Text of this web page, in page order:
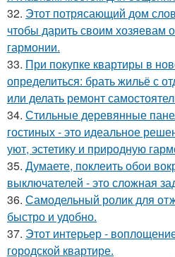
32. Этот потрясающий дом
чтобы дарить своим хозяевам
гармонии.
33. При покупке квартиры в
определиться: брать жильё с
или делать ремонт
34. Стильные деревянные
гостиных - это идеальное
уют, эстетику и природную
35. Думаете, поклеить обои
выключателей - это сложная
36. Самодельный ролик для
быстро и удобно.
37. Этот интерьер -
городской квартире.